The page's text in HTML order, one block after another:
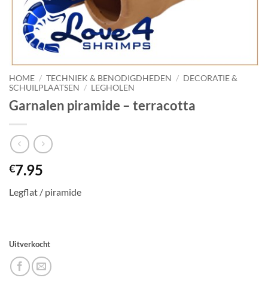
HOME / TECHNIEK & BENODIGDHEDEN / DECORATIE &
SCHUILPLAATSEN / LEGHOLEN
Garnalen piramide – terracotta
€7.95
Legflat / piramide
Uitverkocht